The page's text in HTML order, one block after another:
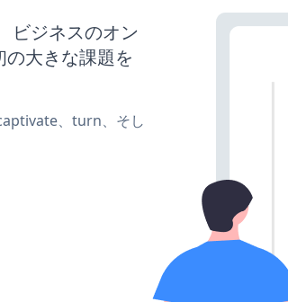
ビジネスのオン
大きな課題を
、turn、そし